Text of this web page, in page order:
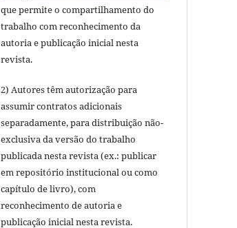
que permite o compartilhamento do
trabalho com reconhecimento da
autoria e publicação inicial nesta
revista.
2) Autores têm autorização para
assumir contratos adicionais
separadamente, para distribuição não-
exclusiva da versão do trabalho
publicada nesta revista (ex.: publicar
em repositório institucional ou como
capítulo de livro), com
reconhecimento de autoria e
publicação inicial nesta revista.